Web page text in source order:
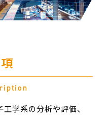
学系の分析や評価、